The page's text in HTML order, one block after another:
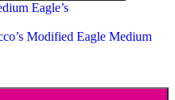
Eagle’s
Modified Eagle Medium